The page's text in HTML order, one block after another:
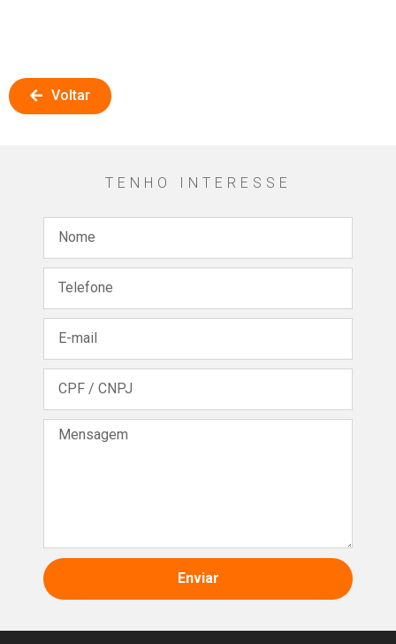
Voltar
TENHO INTERESSE
Enviar